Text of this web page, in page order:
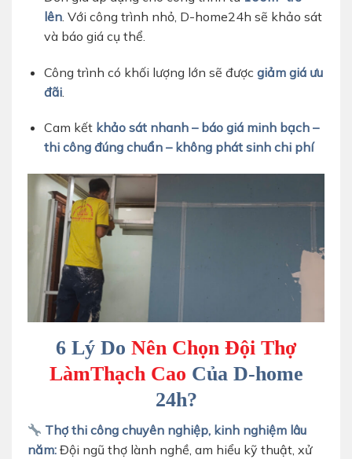
lên. Với công trình nhỏ, D-home24h sẽ khảo sát
và báo giá cụ thể.
Công trình có khối lượng lớn sẽ được giảm giá ưu
đãi.
Cam kết khảo sát nhanh – báo giá minh bạch –
thi công đúng chuẩn – không phát sinh chi phí
6 Lý Do Nên Chọn Đội Thợ
LàmThạch Cao Của D-home
24h?
Thợ thi công chuyên nghiệp, kinh nghiệm lâu
năm: Đội ngũ thợ lành nghề, am hiểu kỹ thuật, xử